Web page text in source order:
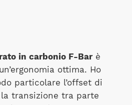
in carbonio F-Barè
ottima. Ho
particolare l’offset di
transizione tra parte